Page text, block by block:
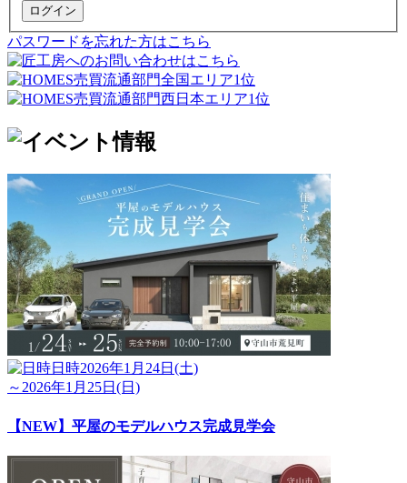
ログイン
パスワードを忘れた方はこちら
日時2026年1月24日(土)
～2026年1月25日(日)
【NEW】平屋のモデルハウス完成見学会